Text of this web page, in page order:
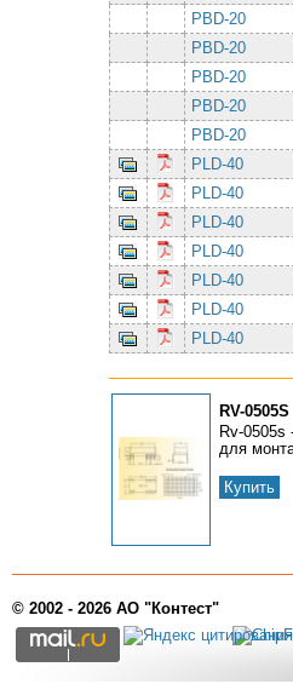
PBD-20
PBD-20
PBD-20
PBD-20
PBD-20
PLD-40
PLD-40
PLD-40
PLD-40
PLD-40
PLD-40
PLD-40
RV-0505S
Rv-0505s
для
Купить
© 2002 - 2026 АО "Контест"